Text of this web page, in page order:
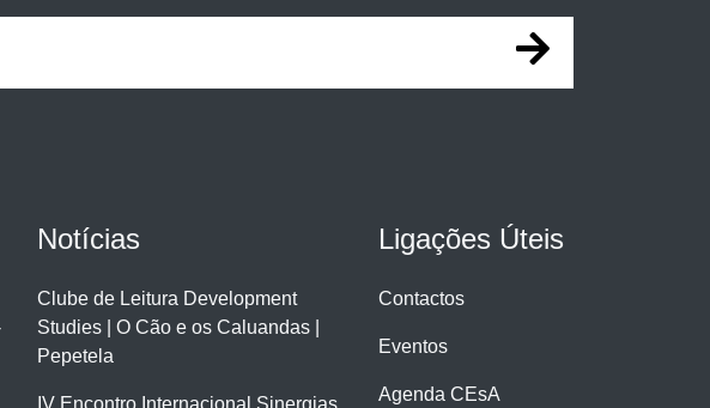
Notícias
Clube de Leitura Development
Studies | O Cão e os Caluandas |
Pepetela
IV Encontro Internacional Sinergias
Ligações Úteis
Contactos
Eventos
Agenda CEsA